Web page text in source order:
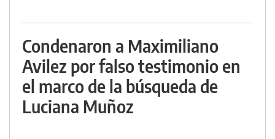
Condenaron a Maximiliano
Avilez por falso testimonio en
el marco de la búsqueda de
Luciana Muñoz